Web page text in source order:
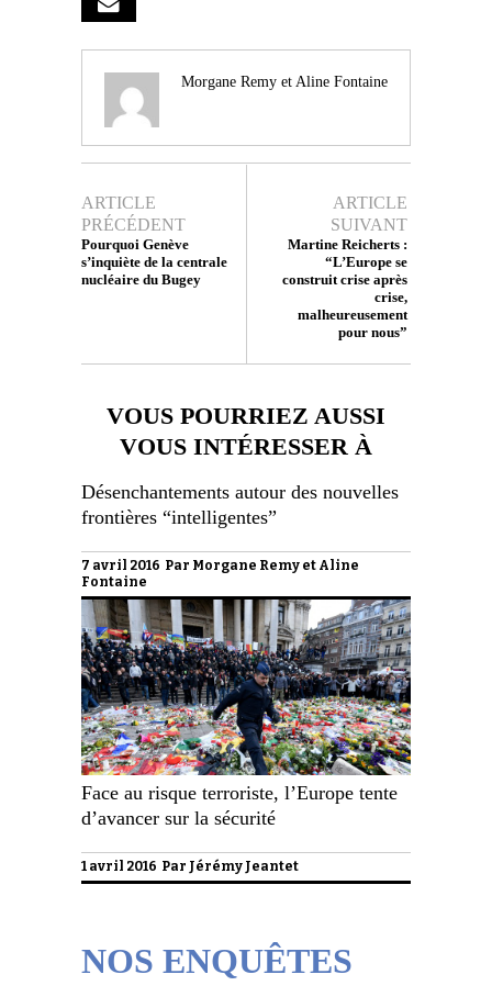
Morgane Remy et Aline Fontaine
ARTICLE
PRÉCÉDENT
Pourquoi Genève
s’inquiète de la centrale
nucléaire du Bugey
ARTICLE
SUIVANT
Martine Reicherts :
“L’Europe se
construit crise après
crise,
malheureusement
pour nous”
VOUS POURRIEZ AUSSI
VOUS INTÉRESSER À
Désenchantements autour des nouvelles
frontières “intelligentes”
7 avril 2016 Par Morgane Remy et Aline
Fontaine
Face au risque terroriste, l’Europe tente
d’avancer sur la sécurité
1 avril 2016 Par Jérémy Jeantet
NOS ENQUÊTES